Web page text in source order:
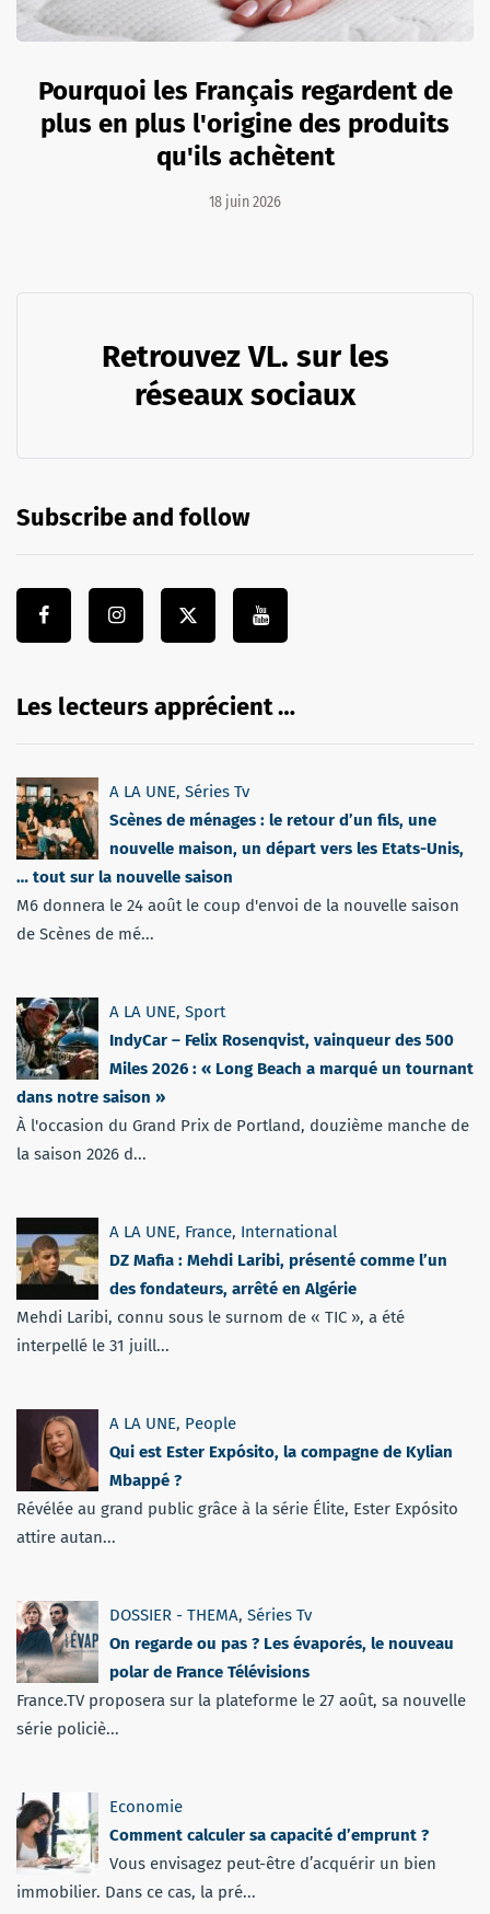
Pourquoi les Français regardent de
plus en plus l'origine des produits
qu'ils achètent
18 juin 2026
Retrouvez VL. sur les
réseaux sociaux
Subscribe and follow
Les lecteurs apprécient …
A LA UNE, Séries Tv
Scènes de ménages : le retour d’un fils, une
nouvelle maison, un départ vers les Etats-Unis,
… tout sur la nouvelle saison
M6 donnera le 24 août le coup d'envoi de la nouvelle saison
de Scènes de mé...
A LA UNE, Sport
IndyCar – Felix Rosenqvist, vainqueur des 500
Miles 2026 : « Long Beach a marqué un tournant
dans notre saison »
À l'occasion du Grand Prix de Portland, douzième manche de
la saison 2026 d...
A LA UNE, France, International
DZ Mafia : Mehdi Laribi, présenté comme l’un
des fondateurs, arrêté en Algérie
Mehdi Laribi, connu sous le surnom de « TIC », a été
interpellé le 31 juill...
A LA UNE, People
Qui est Ester Expósito, la compagne de Kylian
Mbappé ?
Révélée au grand public grâce à la série Élite, Ester Expósito
attire autan...
DOSSIER - THEMA, Séries Tv
On regarde ou pas ? Les évaporés, le nouveau
polar de France Télévisions
France.TV proposera sur la plateforme le 27 août, sa nouvelle
série policiè...
Economie
Comment calculer sa capacité d’emprunt ?
Vous envisagez peut-être d’acquérir un bien
immobilier. Dans ce cas, la pré...